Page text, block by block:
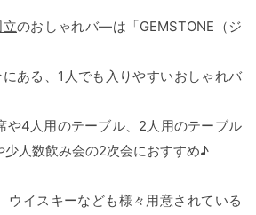
立のおしゃれバ―は「GEMSTONE（ジ
ある、1人でも入りやすいおしゃれバ
や4人用のテーブル、2人用のテーブル
少人数飲み会の2次会におすすめ♪
ウイスキーなども様々用意されている